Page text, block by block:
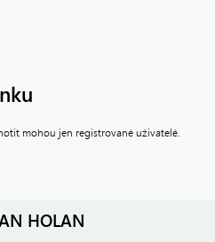
mohou jen registrované uživatelé.
HOLAN